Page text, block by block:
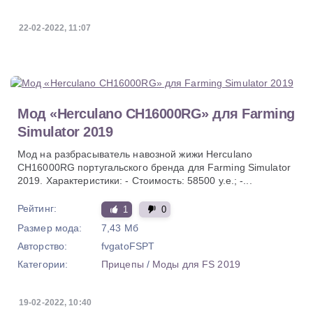
22-02-2022, 11:07
Мод «Herculano CH16000RG» для Farming
Simulator 2019
Мод на разбрасыватель навозной жижи Herculano
CH16000RG португальского бренда для Farming Simulator
2019. Характеристики: - Стоимость: 58500 у.е.; -...
Рейтинг: 1 0
Размер мода:
7,43 Мб
Авторство:
fvgatoFSPT
Категории:
Прицепы / Моды для FS 2019
19-02-2022, 10:40